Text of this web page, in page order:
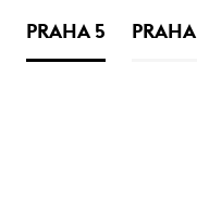
PRAHA 5